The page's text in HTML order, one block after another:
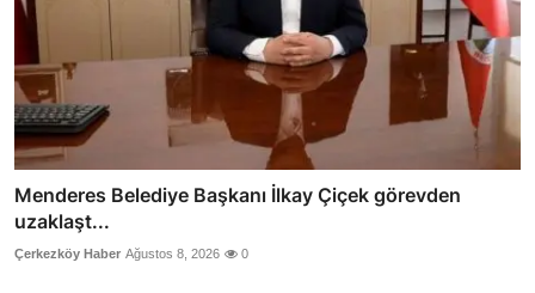
Menderes Belediye Başkanı İlkay Çiçek görevden
uzaklaşt...
Çerkezköy Haber Ağustos 8, 2026 0